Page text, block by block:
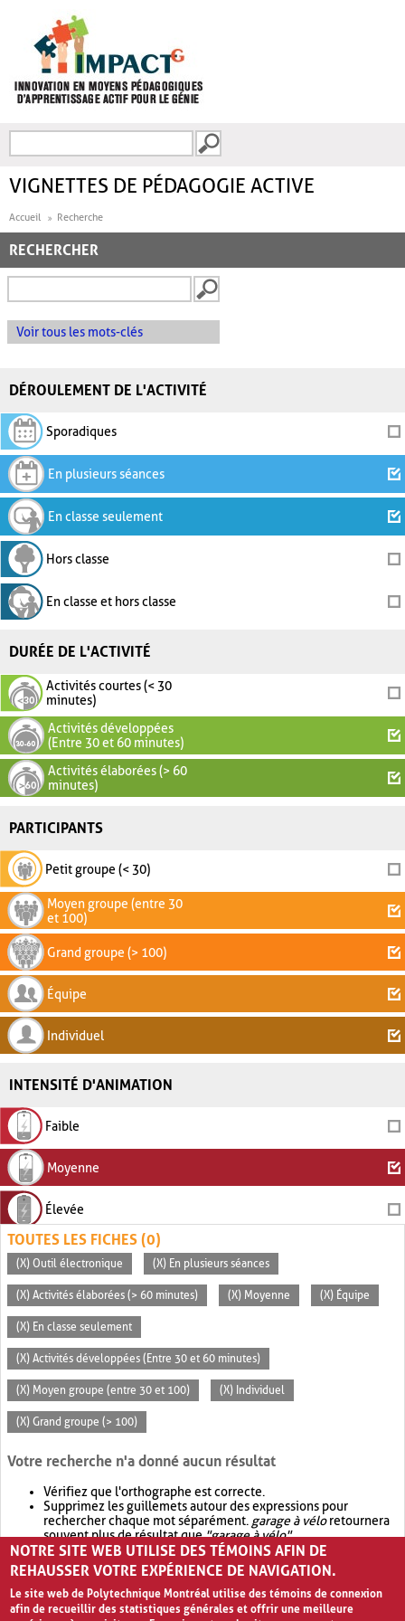
FORMULAIRE DE
VIGNETTES DE PÉDAGOGIE ACTIVE
Accueil Recherche
RECHERCHER
Voir tous les mots-clés
DÉROULEMENT DE L'ACTIVITÉ
Sporadiques
En plusieurs séances
En classe seulement
Hors classe
En classe et hors classe
DURÉE DE L'ACTIVITÉ
Activités courtes (< 30
minutes)
Activités développées
(Entre 30 et 60 minutes)
Activités élaborées (> 60
minutes)
PARTICIPANTS
Petit groupe (< 30)
Moyen groupe (entre 30
et 100)
Grand groupe (> 100)
Équipe
Individuel
INTENSITÉ D'ANIMATION
Faible
Moyenne
Élevée
TOUTES LES FICHES (0)
(X) Outil électronique (X) En plusieurs séances
(X) Activités élaborées (> 60 minutes) (X) Moyenne (X) Équipe
(X) En classe seulement
(X) Activités développées (Entre 30 et 60 minutes)
(X) Moyen groupe (entre 30 et 100) (X) Individuel
(X) Grand groupe (> 100)
Votre recherche n'a donné aucun résultat
Vérifiez que l'orthographe est correcte.
Supprimez les guillemets autour des expressions pour
rechercher chaque mot séparément. garage à véloretournera
souvent plus de résultat que"garage à vélo".
Envisagez d'élargir votre recherche avec OR.garage OR vélo
retournera souvent plus de résultat quegarage à vélo
NOTRE SITE WEB UTILISE DES TÉMOINS AFIN DE
REHAUSSER VOTRE EXPÉRIENCE DE NAVIGATION.
Le site web de Polytechnique Montréal utilise des témoins de connexion
afin de recueillir des statistiques générales et offrir une meilleure